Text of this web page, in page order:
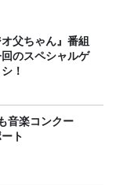
父ちゃん』番組
のスペシャルゲ
！
音楽コンクー
ト